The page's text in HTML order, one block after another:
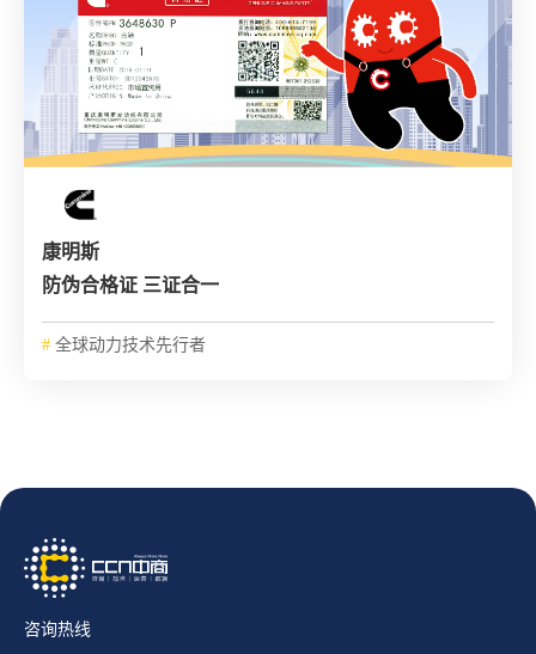
康明斯
防伪合格证 三证合一
# 全球动力技术先行者
咨询热线